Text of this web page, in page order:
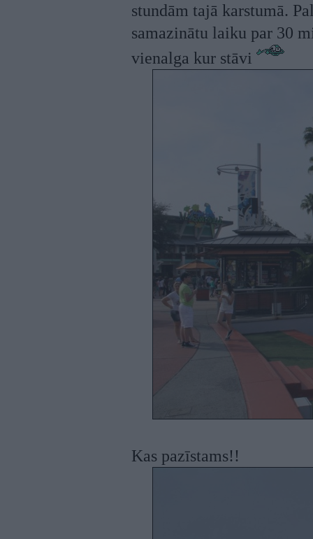
stundām tajā karstumā.
samazinātu laiku par 30
vienalga kur stāvi
Kas pazīstams!!